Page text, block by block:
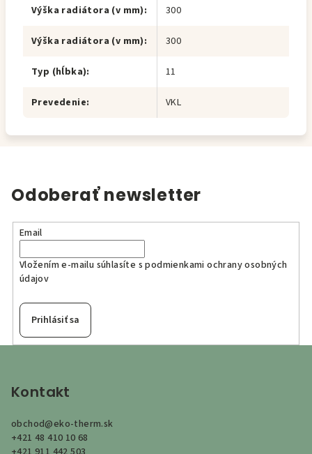
Výška radiátora (v mm): 300
Výška radiátora (v mm): 300
Typ (hĺbka): 11
Prevedenie: VKL
Odoberať newsletter
Email
Vložením e-mailu súhlasíte spodmienkami ochrany osobných
údajov
Prihlásiť sa
Kontakt
obchod@eko-therm.sk
+421 48 410 10 68